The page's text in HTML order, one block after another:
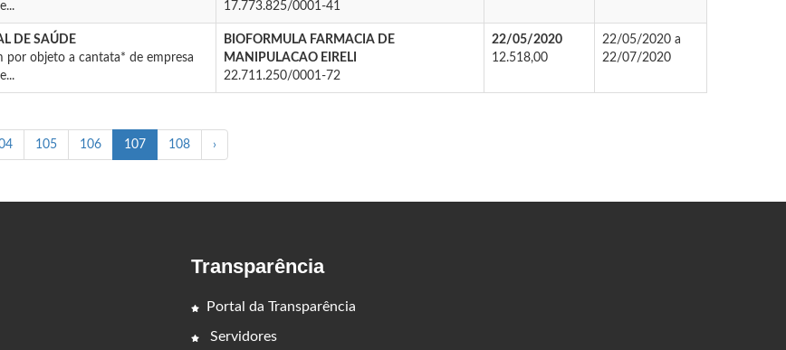
17.773.825/0001-41
DE SAÚDE
por objeto a cantata* de empresa
BIOFORMULA FARMACIA DE
MANIPULACAO EIRELI
22.711.250/0001-72
22/05/2020
12.518,00
22/05/2020 a
22/07/2020
105 106 107 108 ›
Transparência
Portal da Transparência
Servidores